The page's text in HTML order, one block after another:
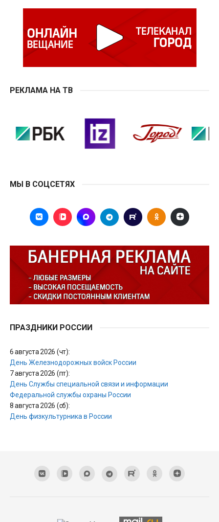
РЕКЛАМА НА ТВ
МЫ В СОЦСЕТЯХ
ПРАЗДНИКИ РОССИИ
6 августа 2026 (чт):
День Железнодорожных войск России
7 августа 2026 (пт):
День Службы специальной связи и информации
Федеральной службы охраны России
8 августа 2026 (сб):
День физкультурника в России